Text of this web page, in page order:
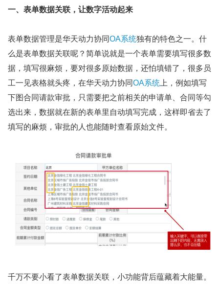
一、表单数据关联，让数字活动起来
表单数据管理是华天动力协同OA系统独有的特色之一。什
么是表单数据关联呢？简单说就是一个表单需要填写很多数
据，填写很麻烦，要对很多原始数据，还怕填错了，很多员
工一见表格就头疼，在华天动力协同OA系统 上，例如填写
下图合同请款审批，只需要把之前相关的申请单、合同等勾
选出来，数据就在新的表单里自动填写完成，这样即省去了
填写的麻烦，审批的人也能随时查看原始文件。
千万不要小看了表单数据关联，小功能背后蕴藏着大能量。